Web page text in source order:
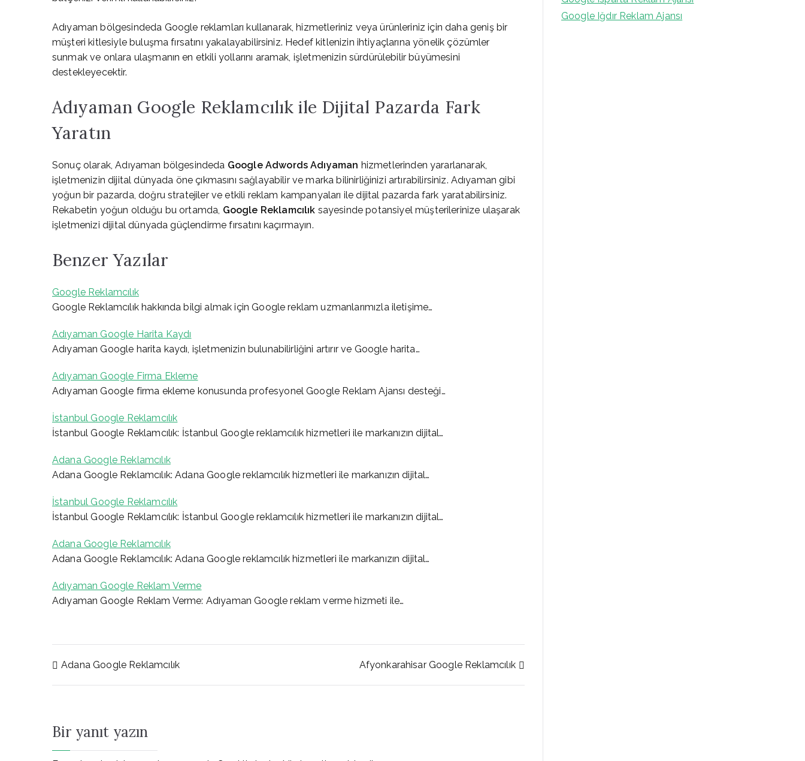
Adıyaman bölgesindeda Google reklamları kullanarak, hizmetleriniz veya ürünleriniz için daha geniş bir
müşteri kitlesiyle buluşma fırsatını yakalayabilirsiniz. Hedef kitlenizin ihtiyaçlarına yönelik çözümler
sunmak ve onlara ulaşmanın en etkili yollarını aramak, işletmenizin sürdürülebilir büyümesini
destekleyecektir.
Adıyaman Google Reklamcılık ile Dijital Pazarda Fark
Yaratın
Sonuç olarak, Adıyaman bölgesindeda Google Adwords Adıyaman hizmetlerinden yararlanarak,
işletmenizin dijital dünyada öne çıkmasını sağlayabilir ve marka bilinirliğinizi artırabilirsiniz. Adıyaman gibi
yoğun bir pazarda, doğru stratejiler ve etkili reklam kampanyaları ile dijital pazarda fark yaratabilirsiniz.
Rekabetin yoğun olduğu bu ortamda, Google Reklamcılık sayesinde potansiyel müşterilerinize ulaşarak
işletmenizi dijital dünyada güçlendirme fırsatını kaçırmayın.
Benzer Yazılar
Google Reklamcılık
Google Reklamcılık hakkında bilgi almak için Google reklam uzmanlarımızla iletişime…
Adıyaman Google Harita Kaydı
Adıyaman Google harita kaydı, işletmenizin bulunabilirliğini artırır ve Google harita…
Adıyaman Google Firma Ekleme
Adıyaman Google firma ekleme konusunda profesyonel Google Reklam Ajansı desteği…
İstanbul Google Reklamcılık
İstanbul Google Reklamcılık: İstanbul Google reklamcılık hizmetleri ile markanızın dijital…
Adana Google Reklamcılık
Adana Google Reklamcılık: Adana Google reklamcılık hizmetleri ile markanızın dijital…
İstanbul Google Reklamcılık
İstanbul Google Reklamcılık: İstanbul Google reklamcılık hizmetleri ile markanızın dijital…
Adana Google Reklamcılık
Adana Google Reklamcılık: Adana Google reklamcılık hizmetleri ile markanızın dijital…
Adıyaman Google Reklam Verme
Adıyaman Google Reklam Verme: Adıyaman Google reklam verme hizmeti ile…
Yazı
Adana Google Reklamcılık Afyonkarahisar Google Reklamcılık
Bir yanıt yazın
Google Iğdır Reklam Ajansı